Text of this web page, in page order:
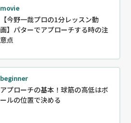
movie
【今野一哉プロの1分レッスン動
画】パターでアプローチする時の注
意点
beginner
アプローチの基本！球筋の高低はボ
ールの位置で決める